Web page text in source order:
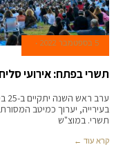
5 בספטמבר 2022
תשרי בפתח: אירועי
בעירייה, יערוך כמיטב
תשרי. במוצ"ש
קרא עוד ←